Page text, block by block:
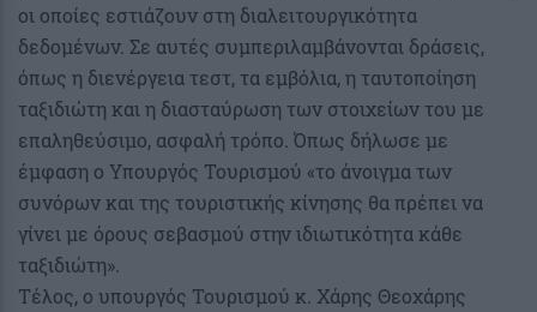
οι οποίες εστιάζουν στη διαλειτουργικότητα
δεδομένων. Σε αυτές συμπεριλαμβάνονται δράσεις,
όπως η διενέργεια τεστ, τα εμβόλια, η ταυτοποίηση
ταξιδιώτη και η διασταύρωση των στοιχείων του με
επαληθεύσιμο, ασφαλή τρόπο. Όπως δήλωσε με
έμφαση ο Υπουργός Τουρισμού «το άνοιγμα των
συνόρων και της τουριστικής κίνησης θα πρέπει να
γίνει με όρους σεβασμού στην ιδιωτικότητα κάθε
ταξιδιώτη».
Τέλος, ο υπουργός Τουρισμού κ. Χάρης Θεοχάρης